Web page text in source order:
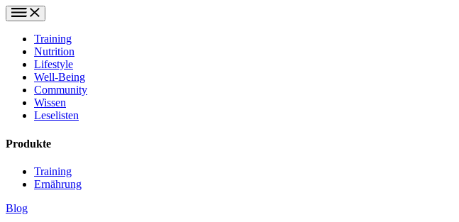
Training
Nutrition
Lifestyle
Well-Being
Community
Wissen
Leselisten
Produkte
Training
Ernährung
Blog